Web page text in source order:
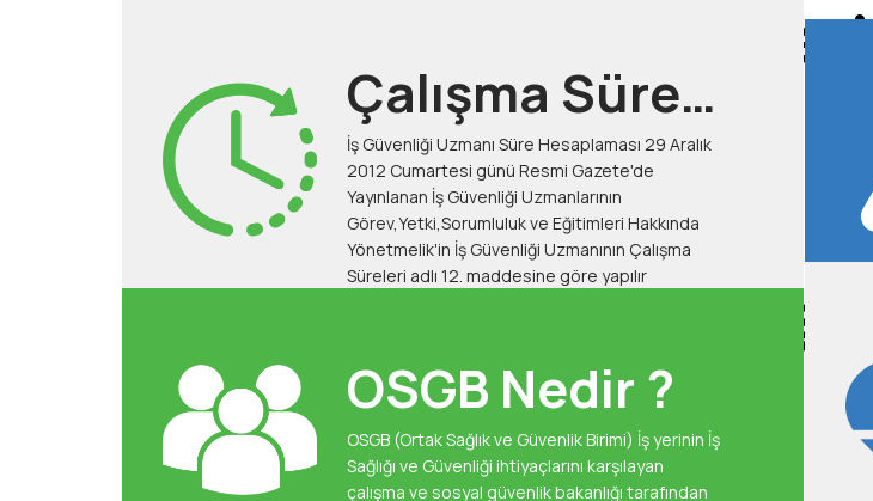
Bilgi
Formu
Çalışma Süresi
Hesaplama
İş Güvenliği Uzmanı Süre Hesaplaması 29 Aralık
2012 Cumartesi günü Resmi Gazete'de
Yayınlanan İş Güvenliği Uzmanlarının
Görev,Yetki,Sorumluluk ve Eğitimleri Hakkında
Yönetmelik'in İş Güvenliği Uzmanının Çalışma
Süreleri adlı 12. maddesine göre yapılır
OSGB Nedir ?
OSGB (Ortak Sağlık ve Güvenlik Birimi) İş yerinin İş
Sağlığı ve Güvenliği ihtiyaçlarını karşılayan
çalışma ve sosyal güvenlik bakanlığı tarafından